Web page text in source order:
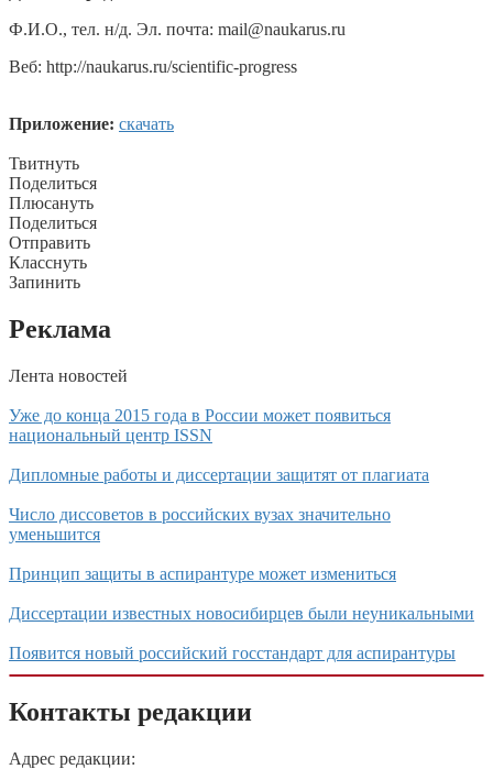
Ф.И.О., тел. н/д. Эл. почта: mail@naukarus.ru
Веб: http://naukarus.ru/scientific-progress
Приложение: скачать
Твитнуть
Поделиться
Плюсануть
Поделиться
Отправить
Класснуть
Запинить
Реклама
Лента новостей
Уже до конца 2015 года в России может появиться
национальный центр ISSN
Дипломные работы и диссертации защитят от плагиата
Число диссоветов в российских вузах значительно
уменьшится
Принцип защиты в аспирантуре может измениться
Диссертации известных новосибирцев были неуникальными
Появится новый российский госстандарт для аспирантуры
Контакты редакции
Адрес редакции: